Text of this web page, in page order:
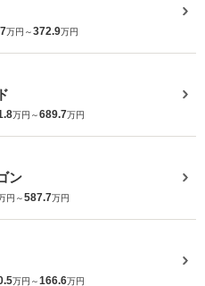
万円～372.9万円
万円～689.7万円
ン
円～587.7万円
万円～166.6万円